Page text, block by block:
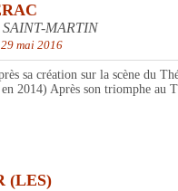
MARTIN
mai 2016
sa création sur la scène du
2014) Après son triomphe au
(LES)